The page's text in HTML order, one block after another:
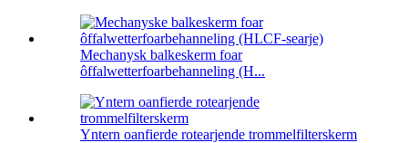
Mechanysk balkeskerm foar
ôffalwetterfoarbehanneling (H...
Yntern oanfierde rotearjende trommelfilterskerm